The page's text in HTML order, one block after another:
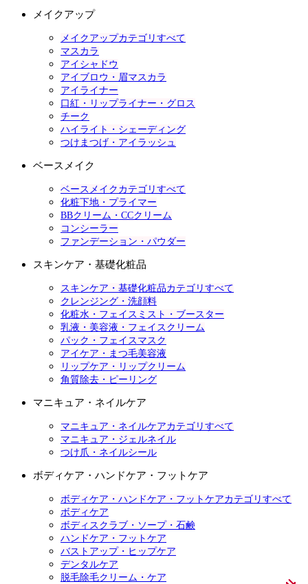
メイクアップ
メイクアップカテゴリすべて
マスカラ
アイシャドウ
アイブロウ・眉マスカラ
アイライナー
口紅・リップライナー・グロス
チーク
ハイライト・シェーディング
つけまつげ・アイラッシュ
ベースメイク
ベースメイクカテゴリすべて
化粧下地・プライマー
BBクリーム・CCクリーム
コンシーラー
ファンデーション・パウダー
スキンケア・基礎化粧品
スキンケア・基礎化粧品カテゴリすべて
クレンジング・洗顔料
化粧水・フェイスミスト・ブースター
乳液・美容液・フェイスクリーム
パック・フェイスマスク
アイケア・まつ毛美容液
リップケア・リップクリーム
角質除去・ピーリング
マニキュア・ネイルケア
マニキュア・ネイルケアカテゴリすべて
マニキュア・ジェルネイル
つけ爪・ネイルシール
ボディケア・ハンドケア・フットケア
ボディケア・ハンドケア・フットケアカテゴリすべて
ボディケア
ボディスクラブ・ソープ・石鹸
ハンドケア・フットケア
バストアップ・ヒップケア
デンタルケア
脱毛除毛クリーム・ケア